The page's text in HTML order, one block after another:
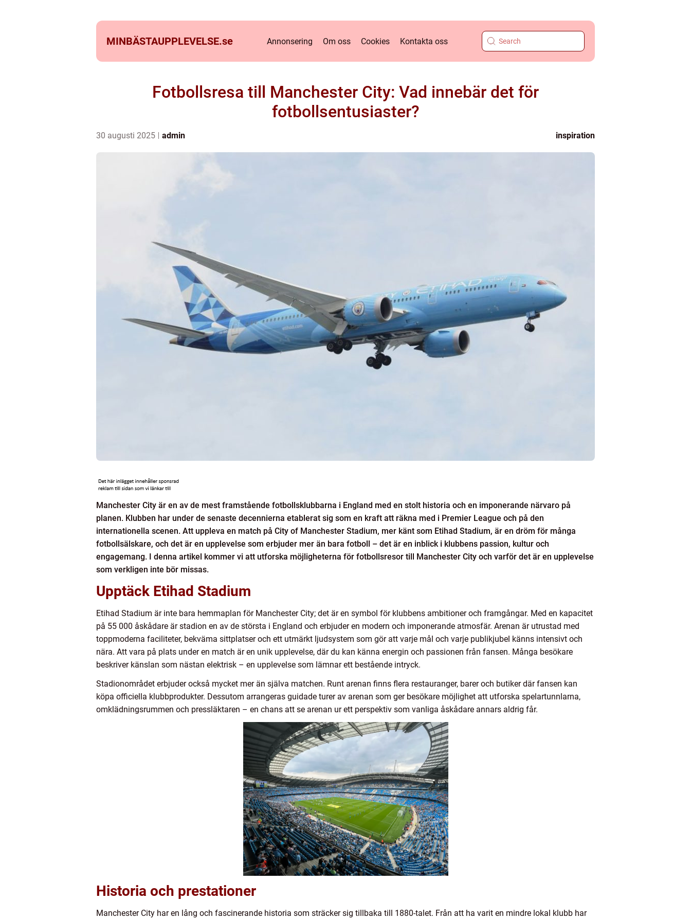
MINBÄSTAUPPLEVELSE.se Annonsering Om oss Cookies Kontakta oss
Fotbollsresa till Manchester City: Vad innebär det för
fotbollsentusiaster?
30 augusti 2025 admin inspiration
Manchester City är en av de mest framstående fotbollsklubbarna i England med en stolt historia och en imponerande närvaro på
planen. Klubben har under de senaste decennierna etablerat sig som en kraft att räkna med i Premier League och på den
internationella scenen. Att uppleva en match på City of Manchester Stadium, mer känt som Etihad Stadium, är en dröm för många
fotbollsälskare, och det är en upplevelse som erbjuder mer än bara fotboll – det är en inblick i klubbens passion, kultur och
engagemang. I denna artikel kommer vi att utforska möjligheterna för fotbollsresor till Manchester City och varför det är en upplevelse
som verkligen inte bör missas.
Upptäck Etihad Stadium
Etihad Stadium är inte bara hemmaplan för Manchester City; det är en symbol för klubbens ambitioner och framgångar. Med en kapacitet
på 55 000 åskådare är stadion en av de största i England och erbjuder en modern och imponerande atmosfär. Arenan är utrustad med
toppmoderna faciliteter, bekväma sittplatser och ett utmärkt ljudsystem som gör att varje mål och varje publikjubel känns intensivt och
nära. Att vara på plats under en match är en unik upplevelse, där du kan känna energin och passionen från fansen. Många besökare
beskriver känslan som nästan elektrisk – en upplevelse som lämnar ett bestående intryck.
Stadionområdet erbjuder också mycket mer än själva matchen. Runt arenan finns flera restauranger, barer och butiker där fansen kan
köpa officiella klubbprodukter. Dessutom arrangeras guidade turer av arenan som ger besökare möjlighet att utforska spelartunnlarna,
omklädningsrummen och pressläktaren – en chans att se arenan ur ett perspektiv som vanliga åskådare annars aldrig får.
Historia och prestationer
Manchester City har en lång och fascinerande historia som sträcker sig tillbaka till 1880-talet. Från att ha varit en mindre lokal klubb har